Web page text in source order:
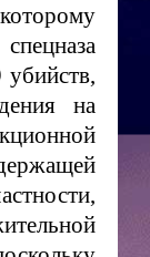
на